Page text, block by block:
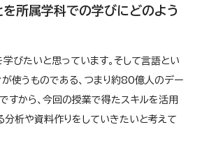
所属学科での学びにどのよう
びたいと思っています。そして言語とい
使うものである、つまり約80億人のデー
すから、今回の授業で得たスキルを活用
分析や資料作りをしていきたいと考えて